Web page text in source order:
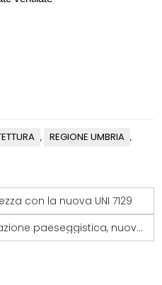
, REGIONE UMBRIA ,
con la nuova UNI 7129
Emilia-Romagna – Autorizzazione paeseggistica, nuove procedure nel 2009